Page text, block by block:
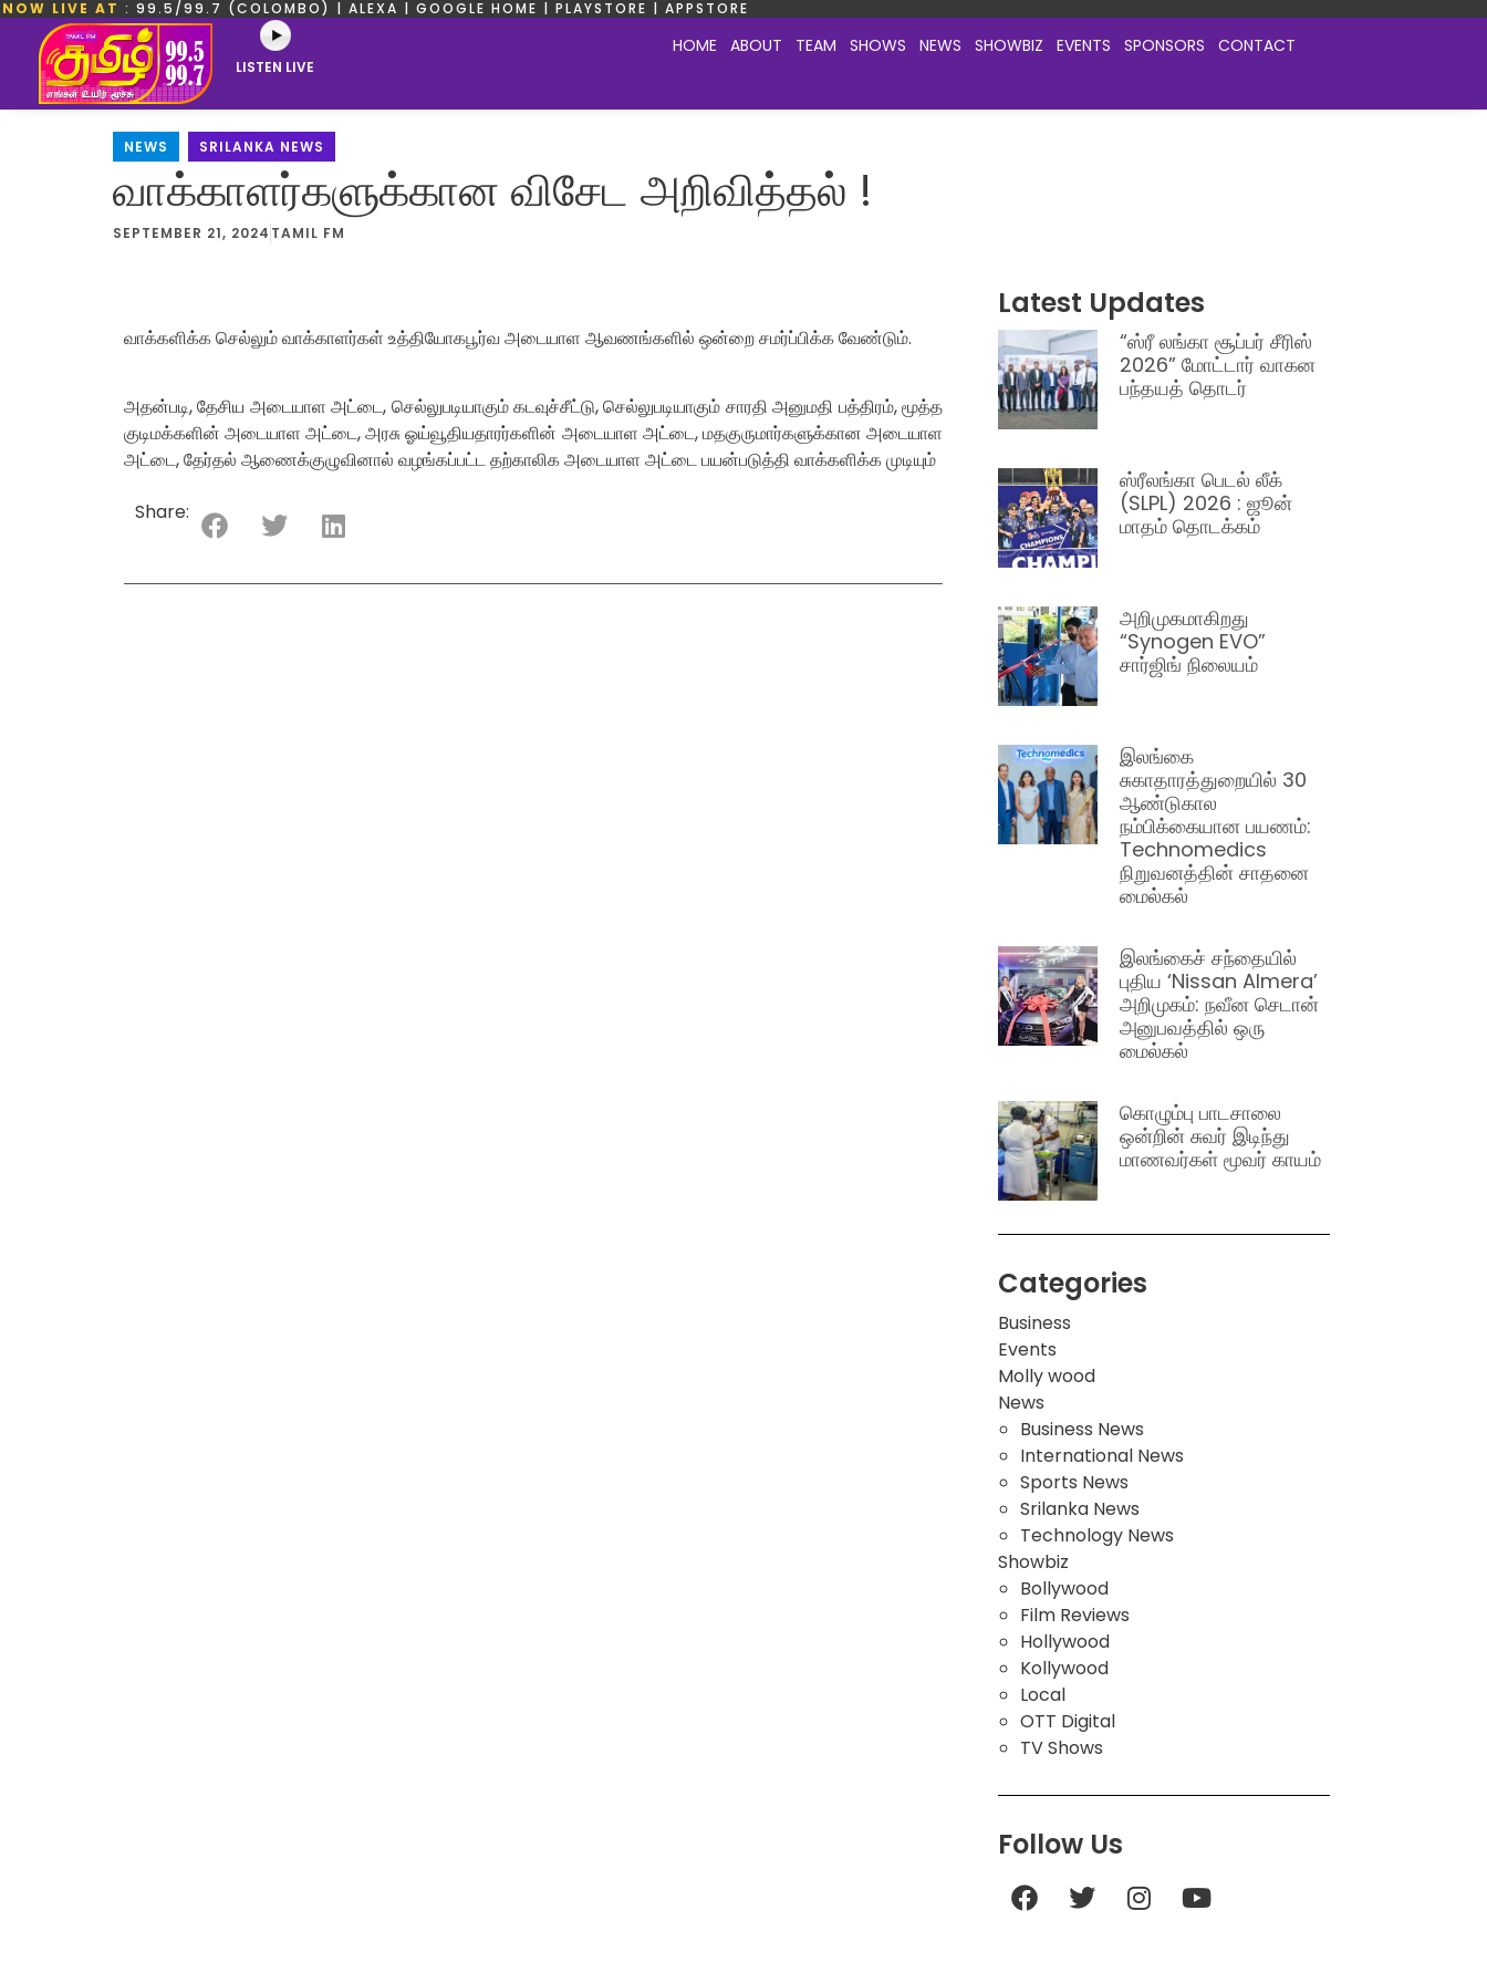
NOW LIVE AT : 99.5/99.7 (COLOMBO) | ALEXA | GOOGLE HOME | PLAYSTORE | APPSTORE
LISTEN LIVE
HOME ABOUT TEAM SHOWS NEWS SHOWBIZ EVENTS SPONSORS CONTACT
NEWS SRILANKA NEWS
வாக்காளர்களுக்கான விசேட அறிவித்தல் !
SEPTEMBER 21, 2024 TAMIL FM
வாக்களிக்க செல்லும் வாக்காளர்கள் உத்தியோகபூர்வ அடையாள ஆவணங்களில் ஒன்றை சமர்ப்பிக்க வேண்டும்.
அதன்படி, தேசிய அடையாள அட்டை, செல்லுபடியாகும் கடவுச்சீட்டு, செல்லுபடியாகும் சாரதி அனுமதி பத்திரம், மூத்த
குடிமக்களின் அடையாள அட்டை, அரசு ஓய்வூதியதாரர்களின் அடையாள அட்டை, மதகுருமார்களுக்கான அடையாள
அட்டை, தேர்தல் ஆணைக்குழுவினால் வழங்கப்பட்ட தற்காலிக அடையாள அட்டை பயன்படுத்தி வாக்களிக்க முடியும்
Share:
Latest Updates
“ஸ்ரீ லங்கா சூப்பர் சீரிஸ்
2026” மோட்டார் வாகன
பந்தயத் தொடர்
ஸ்ரீலங்கா பெடல் லீக்
(SLPL) 2026 : ஜூன்
மாதம் தொடக்கம்
அறிமுகமாகிறது
“Synogen EVO”
சார்ஜிங் நிலையம்
இலங்கை
சுகாதாரத்துறையில் 30
ஆண்டுகால
நம்பிக்கையான பயணம்:
Technomedics
நிறுவனத்தின் சாதனை
மைல்கல்
இலங்கைச் சந்தையில்
புதிய ‘Nissan Almera’
அறிமுகம்: நவீன செடான்
அனுபவத்தில் ஒரு
மைல்கல்
கொழும்பு பாடசாலை
ஒன்றின் சுவர் இடிந்து
மாணவர்கள் மூவர் காயம்
Categories
Business
Events
Molly wood
News
Business News
International News
Sports News
Srilanka News
Technology News
Showbiz
Bollywood
Film Reviews
Hollywood
Kollywood
Local
OTT Digital
TV Shows
Follow Us